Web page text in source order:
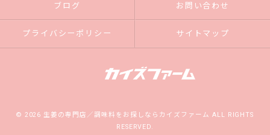
ブログ お問い合わせ
プライバシーポリシー サイトマップ
© 2026 生姜の専門店／調味料をお探しならカイズファーム ALL RIGHTS
RESERVED.